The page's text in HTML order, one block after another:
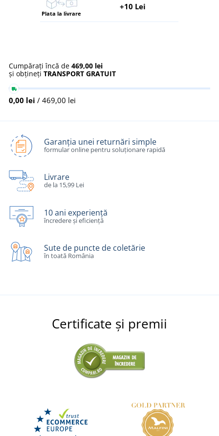
Plata la livrare
+10 Lei
Cumpărați încă de 469,00 lei
și obțineți TRANSPORT GRATUIT
0,00 lei / 469,00 lei
Garanția unei returnări simple
formular online pentru soluționare rapidă
Livrare
de la 15,99 Lei
10 ani experiență
încredere și eficiență
Sute de puncte de coletărie
în toată România
Certificate și premii